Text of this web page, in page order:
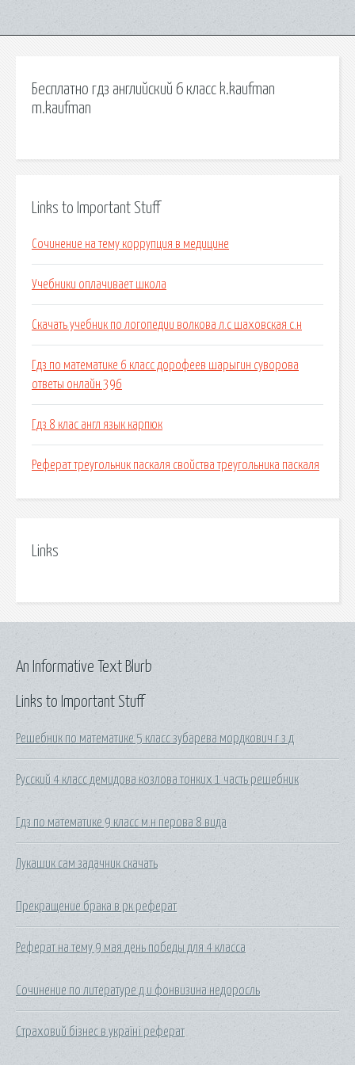
Бесплатно гдз английский 6 класс k.kaufman
m.kaufman
Links to Important Stuff
Сочинение на тему коррупция в медицине
Учебники оплачивает школа
Скачать учебник по логопедии волкова л.с шаховская с.н
Гдз по математике 6 класс дорофеев шарыгин суворова
ответы онлайн 396
Гдз 8 клас англ язык карпюк
Реферат треугольник паскаля свойства треугольника паскаля
Links
Links to Important Stuff
Решебник по математике 5 класс зубарева мордкович г з д
Русский 4 класс демидова козлова тонких 1 часть решебник
Гдз по математике 9 класс м.н перова 8 вида
Лукашик сам задачник скачать
Прекращение брака в рк реферат
Реферат на тему 9 мая день победы для 4 класса
Сочинение по литературе д.и фонвизина недоросль
Страховий бізнес в україні реферат
An Informative Text Blurb